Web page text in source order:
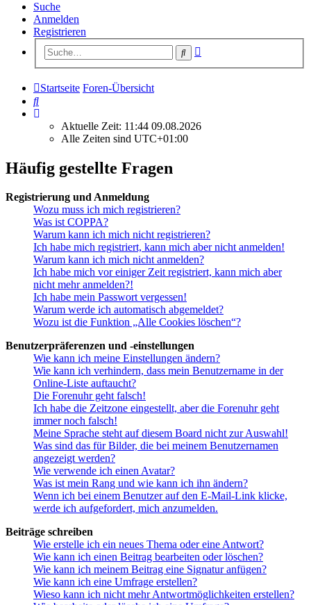
Suche
Anmelden
Registrieren
Suche
Startseite Foren-Übersicht
Suche
Aktuelle Zeit: 11:44 09.08.2026
Alle Zeiten sind UTC+01:00
Häufig gestellte Fragen
Registrierung und Anmeldung
Wozu muss ich mich registrieren?
Was ist COPPA?
Warum kann ich mich nicht registrieren?
Ich habe mich registriert, kann mich aber nicht anmelden!
Warum kann ich mich nicht anmelden?
Ich habe mich vor einiger Zeit registriert, kann mich aber
nicht mehr anmelden?!
Ich habe mein Passwort vergessen!
Warum werde ich automatisch abgemeldet?
Wozu ist die Funktion „Alle Cookies löschen“?
Benutzerpräferenzen und -einstellungen
Wie kann ich meine Einstellungen ändern?
Wie kann ich verhindern, dass mein Benutzername in der
Online-Liste auftaucht?
Die Forenuhr geht falsch!
Ich habe die Zeitzone eingestellt, aber die Forenuhr geht
immer noch falsch!
Meine Sprache steht auf diesem Board nicht zur Auswahl!
Was sind das für Bilder, die bei meinem Benutzernamen
angezeigt werden?
Wie verwende ich einen Avatar?
Was ist mein Rang und wie kann ich ihn ändern?
Wenn ich bei einem Benutzer auf den E-Mail-Link klicke,
werde ich aufgefordert, mich anzumelden.
Beiträge schreiben
Wie erstelle ich ein neues Thema oder eine Antwort?
Wie kann ich einen Beitrag bearbeiten oder löschen?
Wie kann ich meinem Beitrag eine Signatur anfügen?
Wie kann ich eine Umfrage erstellen?
Wieso kann ich nicht mehr Antwortmöglichkeiten erstellen?